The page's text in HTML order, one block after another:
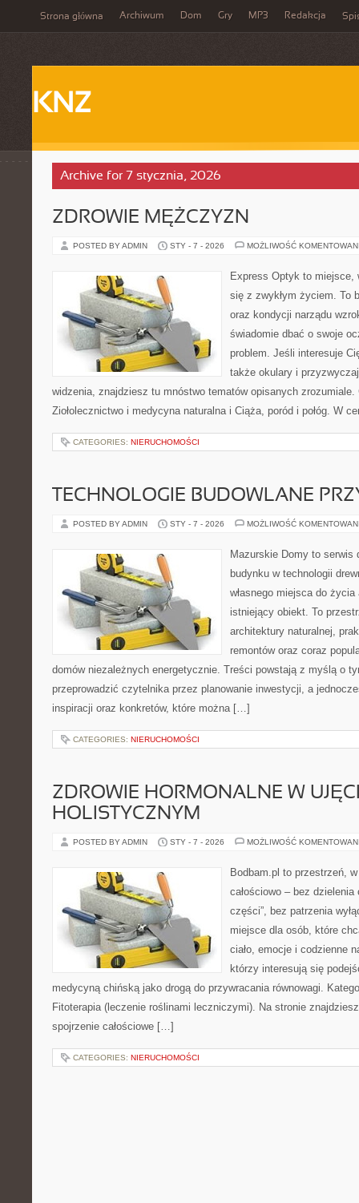
Strona główna Archiwum Dom Gry MP3 Redakcja
KNZ
Archive for 7 stycznia, 2026
ZDROWIE MĘŻCZYZN
POSTED BY ADMIN STY - 7 - 2026 MOŻLIWOŚĆ
Express Optyk to
się z zwykłym życiem. To
oraz kondycji narządu
świadomie dbać o swoje
problem. Jeśli interesuje
także okulary i
widzenia, znajdziesz tu mnóstwo tematów opisanych zrozumiale.
Ziołolecznictwo i medycyna naturalna i Ciąża, poród i połóg. W
CATEGORIES: NIERUCHOMOŚCI
TECHNOLOGIE BUDOWLANE
POSTED BY ADMIN STY - 7 - 2026 MOŻLIWOŚĆ
Mazurskie Domy to serwis
budynku w technologii
własnego miejsca do
istniejący obiekt. To
architektury naturalnej,
remontów oraz coraz
domów niezależnych energetycznie. Treści powstają z myślą o
przeprowadzić czytelnika przez planowanie inwestycji, a
inspiracji oraz konkretów, które można […]
CATEGORIES: NIERUCHOMOŚCI
ZDROWIE HORMONALNE W
HOLISTYCZNYM
POSTED BY ADMIN STY - 7 - 2026 MOŻLIWOŚĆ
Bodbam.pl to przestrzeń,
całościowo – bez dzielenia
części”, bez patrzenia
miejsce dla osób, które
ciało, emocje i codzienne
którzy interesują się
medycyną chińską jako drogą do przywracania równowagi.
Fitoterapia (leczenie roślinami leczniczymi). Na stronie
spojrzenie całościowe […]
CATEGORIES: NIERUCHOMOŚCI